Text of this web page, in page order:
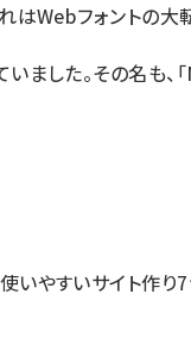
はWebフォントの大
ました。その名も、
やすいサイト作り7